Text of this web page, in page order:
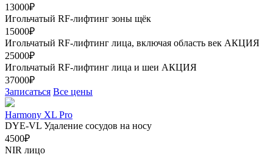
13000₽
Игольчатый RF-лифтинг зоны щёк
15000₽
Игольчатый RF-лифтинг лица, включая область век АКЦИЯ
25000₽
Игольчатый RF-лифтинг лица и шеи АКЦИЯ
37000₽
Записаться Все цены
Harmony XL Pro
DYE-VL Удаление сосудов на носу
4500₽
NIR лицо